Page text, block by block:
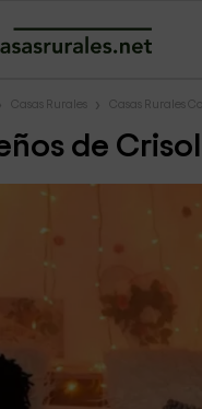
Casas Rurales Casas Rurales
de Crisol